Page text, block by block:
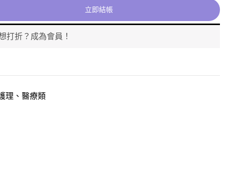
立即結帳
打折？成為會員！
理、醫療類